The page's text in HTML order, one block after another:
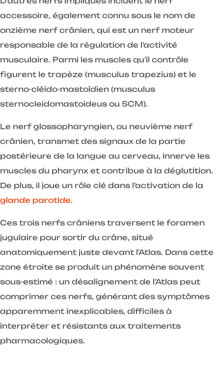
accessoire, également connu sous le nom de
onzième nerf crânien, qui est un nerf moteur
responsable de la régulation de l'activité
musculaire. Parmi les muscles qu'il contrôle
figurent le trapèze (musculus trapezius) et le
sterno-cléido-mastoïdien (musculus
sternocleidomastoideus ou SCM).
Le nerf glossopharyngien, ou neuvième nerf
crânien, transmet des signaux de la partie
postérieure de la langue au cerveau, innerve les
muscles du pharynx et contribue à la déglutition.
De plus, il joue un rôle clé dans l'activation de la
glande parotide.
Ces trois nerfs crâniens traversent le foramen
jugulaire pour sortir du crâne, situé
anatomiquement juste devant l'Atlas. Dans cette
zone étroite se produit un phénomène souvent
sous-estimé : un désalignement de l'Atlas peut
comprimer ces nerfs, générant des symptômes
apparemment inexplicables, difficiles à
interpréter et résistants aux traitements
pharmacologiques.